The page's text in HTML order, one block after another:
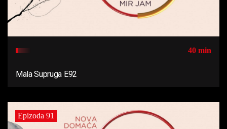
40 min
Mala Supruga E92
Epizoda 91